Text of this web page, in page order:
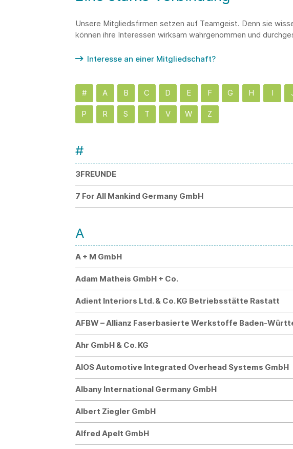
Unsere Mitgliedsfirmen setzen auf Teamgeist. Denn sie
können ihre Interessen wirksam wahrgenommen und
Interesse an einer Mitgliedschaft?
# A B C D E F G H I
P R S T V W Z
#
3FREUNDE
7 For All Mankind Germany GmbH
A
A + M GmbH
Adam Matheis GmbH + Co.
Adient Interiors Ltd. & Co. KG Betriebsstätte Rastatt
AFBW – Allianz Faserbasierte Werkstoffe Baden-
Ahr GmbH & Co. KG
AIOS Automotive Integrated Overhead Systems GmbH
Albany International Germany GmbH
Albert Ziegler GmbH
Alfred Apelt GmbH